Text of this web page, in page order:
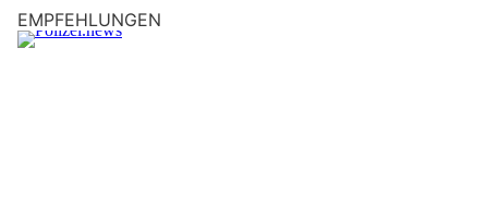
EMPFEHLUNGEN